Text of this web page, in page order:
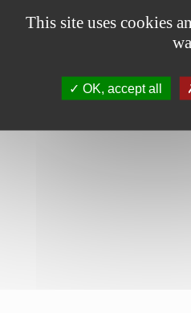
This site uses cookies
OK, accept all